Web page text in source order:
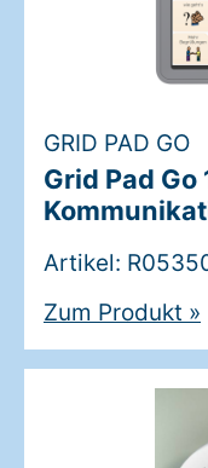
GRID PAD GO
Grid Pad
Artikel:
Zum Produkt »